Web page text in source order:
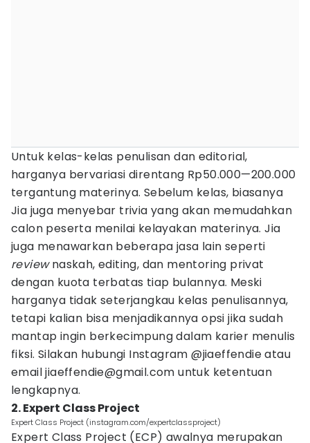
Untuk kelas-kelas penulisan dan editorial,
harganya bervariasi direntang Rp50.000—200.000
tergantung materinya. Sebelum kelas, biasanya
Jia juga menyebar trivia yang akan memudahkan
calon peserta menilai kelayakan materinya. Jia
juga menawarkan beberapa jasa lain seperti
reviewnaskah, editing, dan mentoring privat
dengan kuota terbatas tiap bulannya. Meski
harganya tidak seterjangkau kelas penulisannya,
tetapi kalian bisa menjadikannya opsi jika sudah
mantap ingin berkecimpung dalam karier menulis
fiksi. Silakan hubungi Instagram @jiaeffendie atau
email jiaeffendie@gmail.com untuk ketentuan
lengkapnya.
2. Expert Class Project
Expert Class Project (instagram.com/expertclassproject)
Expert Class Project (ECP) awalnya merupakan